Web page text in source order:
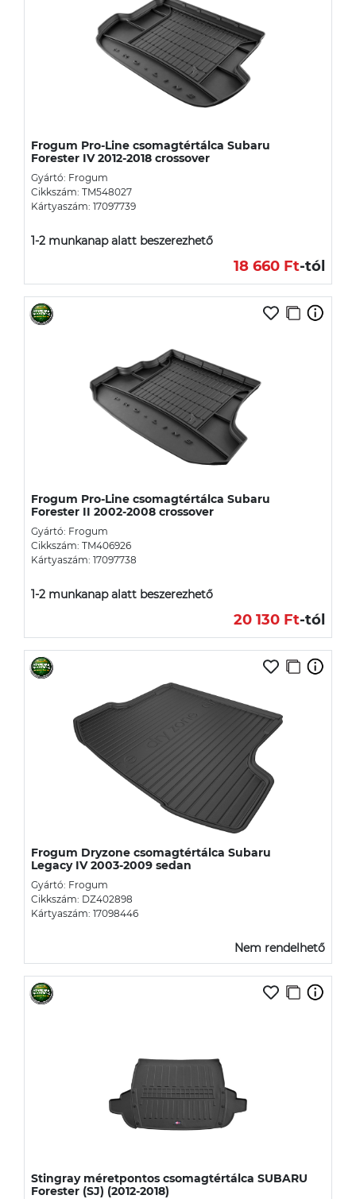
Frogum Pro-Line csomagtértálca Subaru
Forester IV 2012-2018 crossover
Gyártó: Frogum
Cikkszám: TM548027
Kártyaszám: 17097739
1-2 munkanap alatt beszerezhető
18 660 Ft-tól
Frogum Pro-Line csomagtértálca Subaru
Forester II 2002-2008 crossover
Gyártó: Frogum
Cikkszám: TM406926
Kártyaszám: 17097738
1-2 munkanap alatt beszerezhető
20 130 Ft-tól
Frogum Dryzone csomagtértálca Subaru
Legacy IV 2003-2009 sedan
Gyártó: Frogum
Cikkszám: DZ402898
Kártyaszám: 17098446
Nem rendelhető
Stingray méretpontos csomagtértálca SUBARU
Forester (SJ) (2012-2018)